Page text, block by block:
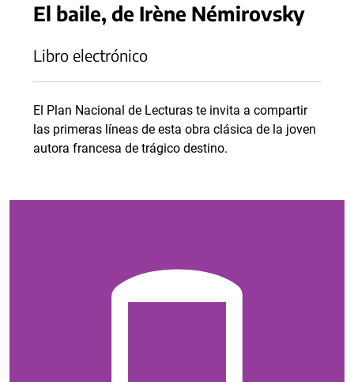
El baile, de Irène Némirovsky
Libro electrónico
El Plan Nacional de Lecturas te invita a compartir
las primeras líneas de esta obra clásica de la joven
autora francesa de trágico destino.